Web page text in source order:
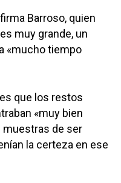
Barroso, quien
muy grande, un
«mucho tiempo
que los restos
«muy bien
muestras de ser
la certeza en ese